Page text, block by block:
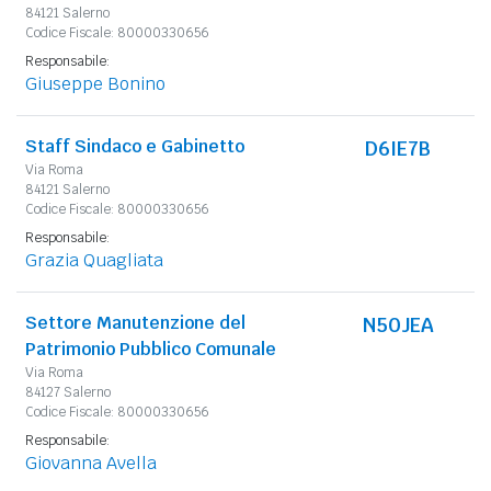
84121 Salerno
Codice Fiscale: 80000330656
Responsabile:
Giuseppe Bonino
Staff Sindaco e Gabinetto
Via Roma
84121 Salerno
Codice Fiscale: 80000330656
D6IE7B
Responsabile:
Grazia Quagliata
Settore Manutenzione del
Patrimonio Pubblico Comunale
Via Roma
84127 Salerno
Codice Fiscale: 80000330656
N50JEA
Responsabile:
Giovanna Avella